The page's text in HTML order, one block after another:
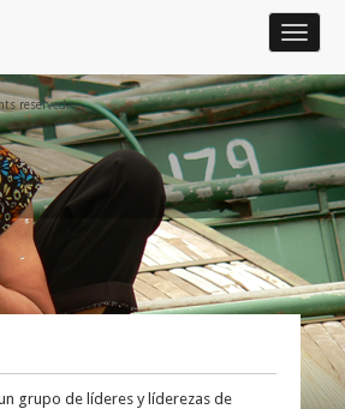
Toggle
reserved.
grupo de líderes y líderezas de